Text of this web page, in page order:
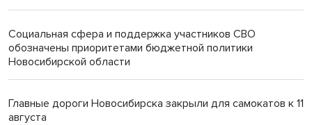
Социальная сфера и поддержка участников СВО
обозначены приоритетами бюджетной политики
Новосибирской области
Главные дороги Новосибирска закрыли для самокатов к 11
августа